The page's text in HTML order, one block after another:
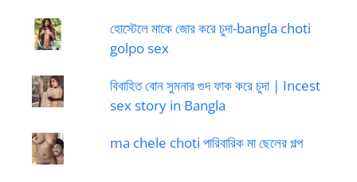
হোস্টেলে মাকে জোর করে চুদা-bangla choti
golpo sex
বিবাহিত বোন সুমনার গুদ ফাক করে চুদা | Incest
sex story in Bangla
ma chele choti পারিবারিক মা ছেলের গল্প